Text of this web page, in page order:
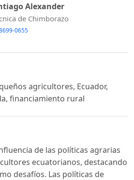
Alexander
de Chimborazo
0655
agricultores, Ecuador,
financiamiento rural
de las políticas agrarias
ecuatorianos, destacando
desafíos. Las políticas de